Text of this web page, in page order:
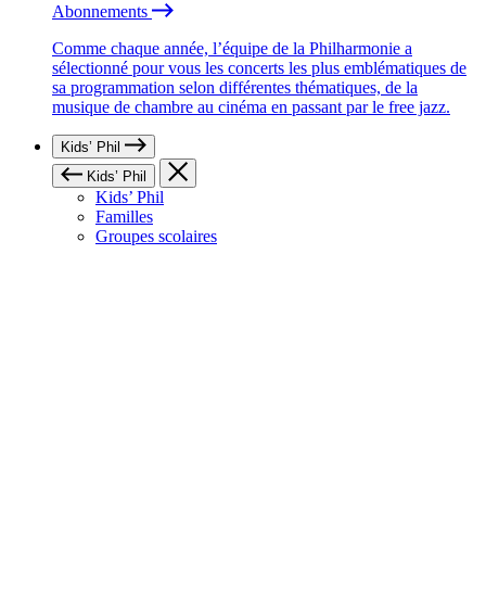
Abonnements
Comme chaque année, l’équipe de la Philharmonie a
sélectionné pour vous les concerts les plus emblématiques de
sa programmation selon différentes thématiques, de la
musique de chambre au cinéma en passant par le free jazz.
Kids’ Phil
Kids’ Phil
Kids’ Phil
Familles
Groupes scolaires